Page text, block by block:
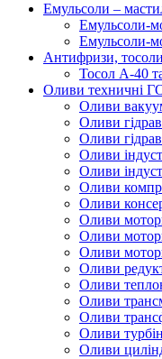
Емульсоли –
Емульсоли-
Емульсоли-
Антифризи, тосоли
Тосол А-40
Оливи техничні
Оливи
Оливи
Оливи
Оливи
Оливи
Оливи
Оливи
Оливи
Оливи
Оливи
Оливи
Оливи
Оливи
Оливи
Оливи
Оливи